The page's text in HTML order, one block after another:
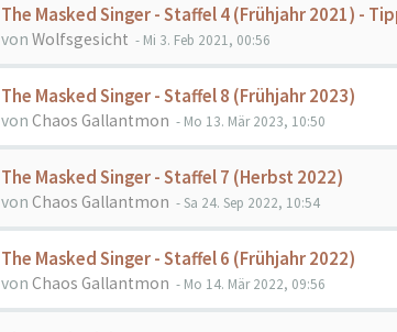
The Masked Singer - Staffel 4 (Frühjahr 2021) -
von Wolfsgesicht - Mi 3. Feb 2021, 00:56
The Masked Singer - Staffel 8 (Frühjahr 2023)
von Chaos Gallantmon - Mo 13. Mär 2023, 10:50
The Masked Singer - Staffel 7 (Herbst 2022)
von Chaos Gallantmon - Sa 24. Sep 2022, 10:54
The Masked Singer - Staffel 6 (Frühjahr 2022)
von Chaos Gallantmon - Mo 14. Mär 2022, 09:56